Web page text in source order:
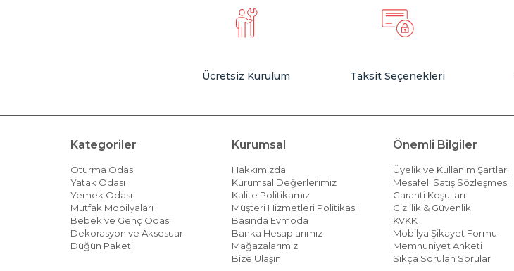
Ücretsiz Kurulum Taksit Seçenekleri
Kategoriler
Oturma Odası
Yatak Odası
Yemek Odası
Mutfak Mobilyaları
Bebek ve Genç Odası
Dekorasyon ve Aksesuar
Düğün Paketi
Kurumsal
Hakkımızda
Kurumsal Değerlerimiz
Kalite Politikamız
Müşteri Hizmetleri Politikası
Basında Evmoda
Banka Hesaplarımız
Mağazalarımız
Bize Ulaşın
Önemli Bilgiler
Üyelik ve Kullanım Şartları
Mesafeli Satış Sözleşmesi
Garanti Koşulları
Gizlilik & Güvenlik
KVKK
Mobilya Şikayet Formu
Memnuniyet Anketi
Sıkça Sorulan Sorular